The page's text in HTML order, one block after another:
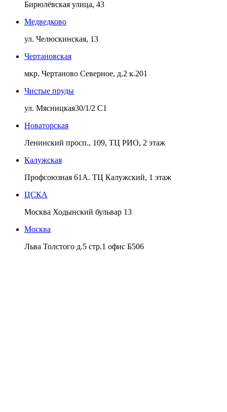
Бирюлёвская улица, 43
Медведково
ул. Челюскинская, 13
Чертановская
мкр. Чертаново Северное, д.2 к.201
Чистые пруды
ул. Мясницкая30/1/2 С1
Новаторская
Ленинский просп., 109, ТЦ РИО, 2 этаж
Калужская
Профсоюзная 61А. ТЦ Калужский, 1 этаж
ЦСКА
Москва Ходынский бульвар 13
Москва
Льва Толстого д.5 стр.1 офис Б506